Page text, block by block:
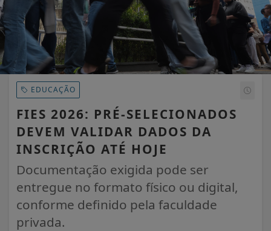
EDUCAÇÃO
FIES 2026: PRÉ-SELECIONADOS
DEVEM VALIDAR DADOS DA
INSCRIÇÃO ATÉ HOJE
Documentação exigida pode ser
entregue no formato físico ou digital,
conforme definido pela faculdade
privada.